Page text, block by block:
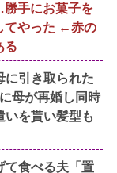
手にお菓子を
てやった ←赤の
る
に引き取られた
母が再婚し同時
を貰い髪型も
て食べる夫「置